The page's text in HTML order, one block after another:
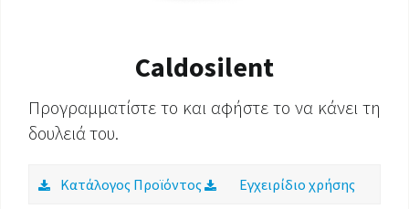
Caldosilent
Προγραμματίστε το και αφήστε το να κάνει τη
δουλειά του.
Κατάλογος Προϊόντος Εγχειρίδιο χρήσης